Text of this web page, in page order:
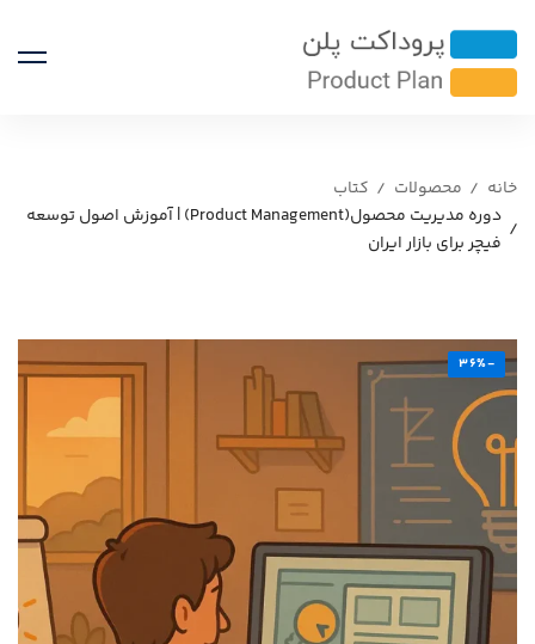
خانه محصولات
کتاب
دوره مدیریت محصول(Product Management) | آموزش اصول توسعه
فیچر برای بازار ایران
-36%